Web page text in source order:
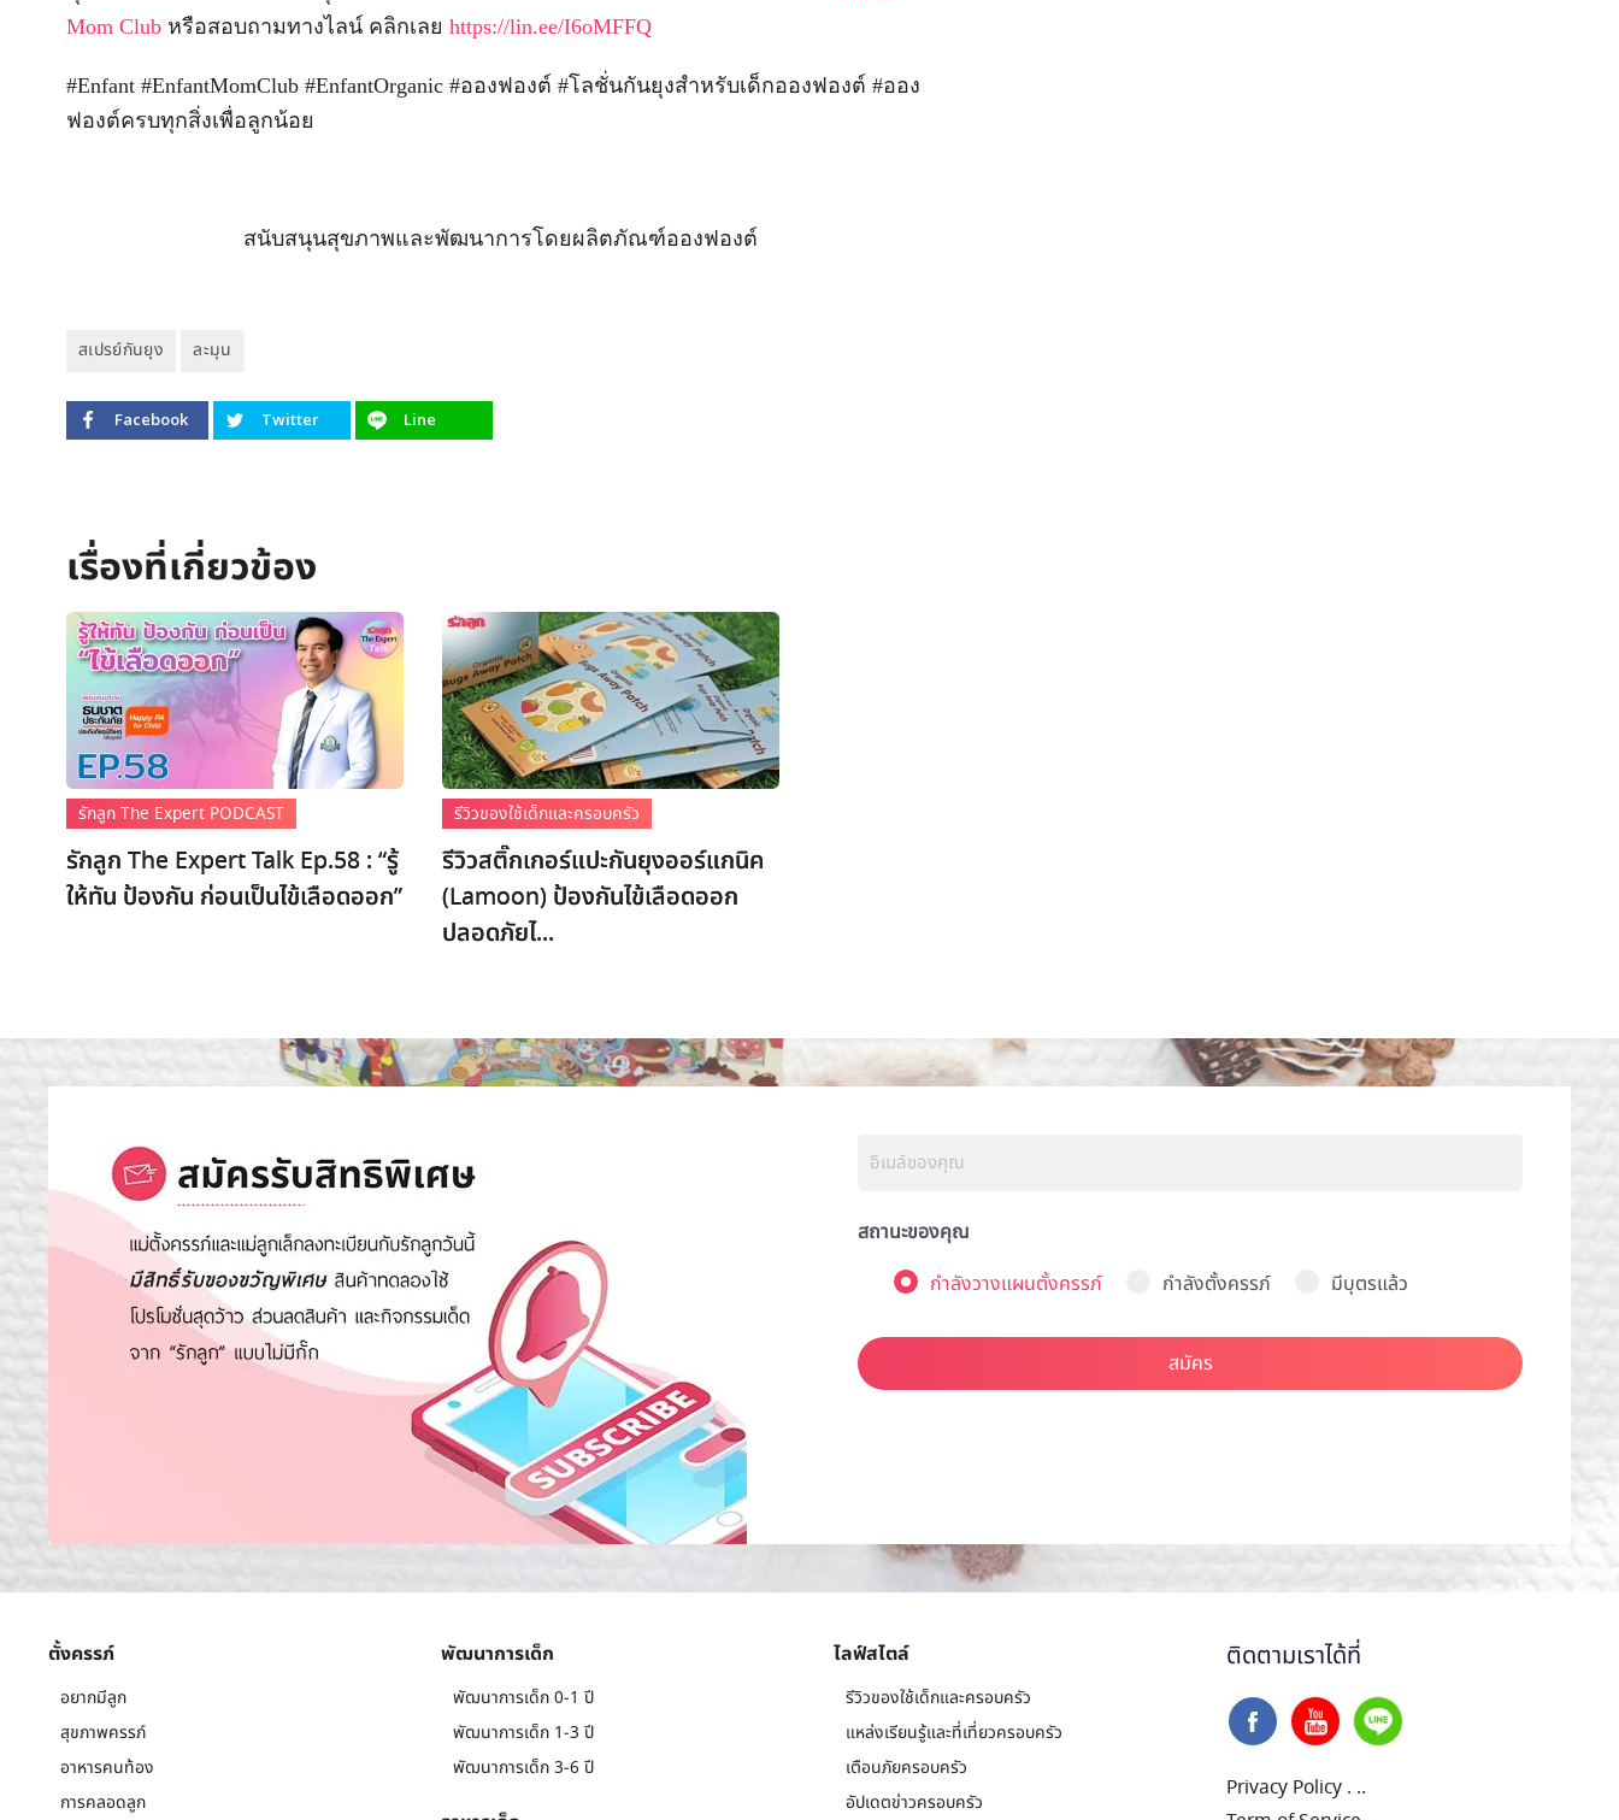
Mom Club หรือสอบถามทางไลน์ คลิกเลย https://lin.ee/I6oMFFQ
#Enfant #EnfantMomClub #EnfantOrganic #อองฟองต์ #โลชั่นกันยุงสำหรับเด็กอองฟองต์ #ออง
ฟองต์ครบทุกสิ่งเพื่อลูกน้อย
สนับสนุนสุขภาพและพัฒนาการโดยผลิตภัณฑ์อองฟองต์
สเปรย์กันยุง ละมุน
Facebook Twitter Line
รักลูก The Expert PODCAST
รักลูก The Expert Talk Ep.58 : “รู้
ให้ทัน ป้องกัน ก่อนเป็นไข้เลือดออก”
รีวิวของใช้เด็กและครอบครัว
รีวิวสติ๊กเกอร์แปะกันยุงออร์แกนิค
(Lamoon) ป้องกันไข้เลือดออก
ปลอดภัยไ...
สถานะของคุณ
กำลังวางแผนตั้งครรภ์
กำลังตั้งครรภ์ มีบุตรแล้ว
สมัคร
ตั้งครรภ์
อยากมีลูก
สุขภาพครรภ์
อาหารคนท้อง
การคลอดลูก
พัฒนาการเด็ก
พัฒนาการเด็ก 0-1 ปี
พัฒนาการเด็ก 1-3 ปี
พัฒนาการเด็ก 3-6 ปี
ไลฟ์สไตล์
รีวิวของใช้เด็กและครอบครัว
แหล่งเรียนรู้และที่เที่ยวครอบครัว
เตือนภัยครอบครัว
อัปเดตข่าวครอบครัว
ติดตามเราได้ที่
Privacy Policy . ..